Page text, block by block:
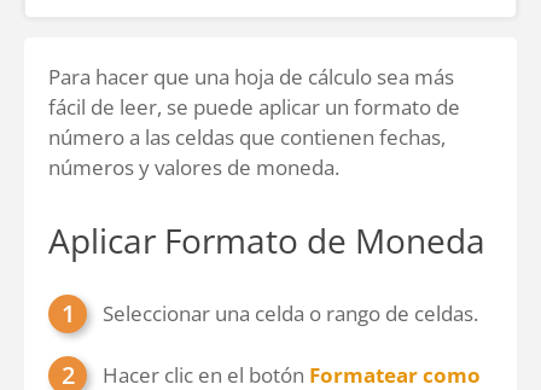
Para hacer que una hoja de cálculo sea más
fácil de leer, se puede aplicar un formato de
número a las celdas que contienen fechas,
números y valores de moneda.
Aplicar Formato de Moneda
Seleccionar una celda o rango de celdas.
Hacer clic en el botón Formatear como